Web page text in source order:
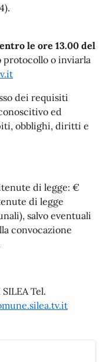
entro le ore 13.00 del
protocollo o inviarla
dei requisiti
ed
obblighi, diritti e
di legge: €
di legge
salvo eventuali
convocazione
Tel.